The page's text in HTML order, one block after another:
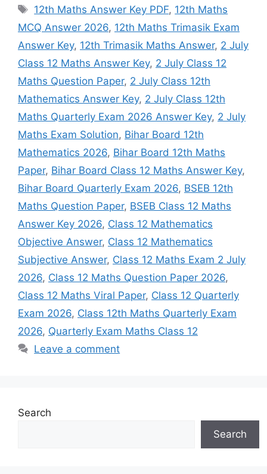
Tags
12th Maths Answer Key PDF, 12th Maths
MCQ Answer 2026, 12th Maths Trimasik Exam
Answer Key, 12th Trimasik Maths Answer, 2 July
Class 12 Maths Answer Key, 2 July Class 12
Maths Question Paper, 2 July Class 12th
Mathematics Answer Key, 2 July Class 12th
Maths Quarterly Exam 2026 Answer Key, 2 July
Maths Exam Solution, Bihar Board 12th
Mathematics 2026, Bihar Board 12th Maths
Paper, Bihar Board Class 12 Maths Answer Key,
Bihar Board Quarterly Exam 2026, BSEB 12th
Maths Question Paper, BSEB Class 12 Maths
Answer Key 2026, Class 12 Mathematics
Objective Answer, Class 12 Mathematics
Subjective Answer, Class 12 Maths Exam 2 July
2026, Class 12 Maths Question Paper 2026,
Class 12 Maths Viral Paper, Class 12 Quarterly
Exam 2026, Class 12th Maths Quarterly Exam
2026, Quarterly Exam Maths Class 12
Leave a comment
Search
Search